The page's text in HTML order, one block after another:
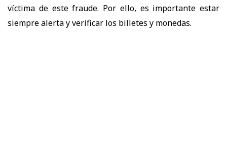
víctima de este fraude. Por ello, es importante estar
siempre alerta y verificar los billetes y monedas.